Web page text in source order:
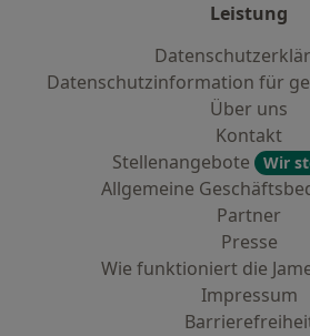
Leistung
Datenschutzinformation für
Über uns
Kontakt
Stellenangebote
Wir
Allgemeine
Partner
Presse
Wie funktioniert die
Impressum